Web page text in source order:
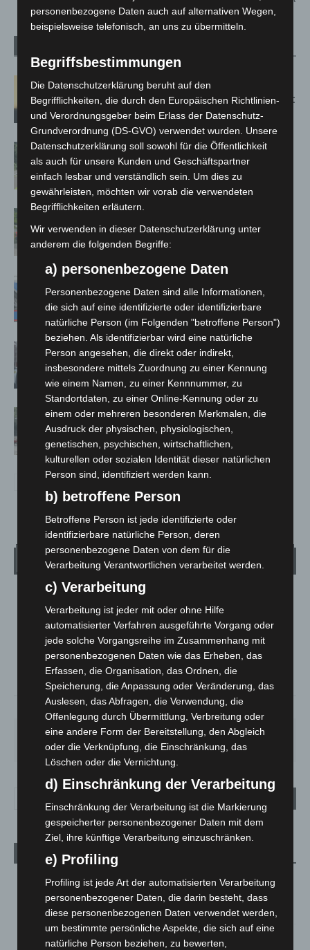
Hannover: Erste Tigermücken-
Population in Niedersachsen entdeckt
Brand im „Haus der Begegnung“ in
Neuwarmbüchen schnell eingedämmt
Notfallsanitäter starten beim Roten
Kreuz
A7 – Polizei sucht Zeugen
Celle: Mensch stirbt bei Bagger-Unfall
auf Baustelle
Gasleitung bei McDonald’s-Umbau in
Langenhagen beschädigt
Wetter
16.4°C 16.8°
14.9°
78% 3m/s 26%
FR.
21°
SA.
26°
SO.
32 °
MO.
30°
DI.
Aktuelle Beiträge
Hannover: Erste Tigermücken-Population in Niedersachsen
entdeckt
7. August 2026
Brand im „Haus der Begegnung“ in Neuwarmbüchen schnell
personenbezogene Daten auch auf alternativen Wegen,
beispielsweise telefonisch, an uns zu übermitteln.
Begriffsbestimmungen
Die Datenschutzerklärung beruht auf den
Begrifflichkeiten, die durch den Europäischen Richtlinien-
und Verordnungsgeber beim Erlass der Datenschutz-
Grundverordnung (DS-GVO) verwendet wurden. Unsere
Datenschutzerklärung soll sowohl für die Öffentlichkeit
als auch für unsere Kunden und Geschäftspartner
einfach lesbar und verständlich sein. Um dies zu
gewährleisten, möchten wir vorab die verwendeten
Begrifflichkeiten erläutern.
Wir verwenden in dieser Datenschutzerklärung unter
anderem die folgenden Begriffe:
a) personenbezogene Daten
Personenbezogene Daten sind alle Informationen,
die sich auf eine identifizierte oder identifizierbare
natürliche Person (im Folgenden "betroffene Person")
beziehen. Als identifizierbar wird eine natürliche
Person angesehen, die direkt oder indirekt,
insbesondere mittels Zuordnung zu einer Kennung
wie einem Namen, zu einer Kennnummer, zu
Standortdaten, zu einer Online-Kennung oder zu
einem oder mehreren besonderen Merkmalen, die
Ausdruck der physischen, physiologischen,
genetischen, psychischen, wirtschaftlichen,
kulturellen oder sozialen Identität dieser natürlichen
Person sind, identifiziert werden kann.
b) betroffene Person
Betroffene Person ist jede identifizierte oder
identifizierbare natürliche Person, deren
personenbezogene Daten von dem für die
Verarbeitung Verantwortlichen verarbeitet werden.
c) Verarbeitung
Verarbeitung ist jeder mit oder ohne Hilfe
automatisierter Verfahren ausgeführte Vorgang oder
jede solche Vorgangsreihe im Zusammenhang mit
personenbezogenen Daten wie das Erheben, das
Erfassen, die Organisation, das Ordnen, die
Speicherung, die Anpassung oder Veränderung, das
Auslesen, das Abfragen, die Verwendung, die
Offenlegung durch Übermittlung, Verbreitung oder
eine andere Form der Bereitstellung, den Abgleich
oder die Verknüpfung, die Einschränkung, das
Löschen oder die Vernichtung.
d) Einschränkung der Verarbeitung
Einschränkung der Verarbeitung ist die Markierung
gespeicherter personenbezogener Daten mit dem
Ziel, ihre künftige Verarbeitung einzuschränken.
e) Profiling
Profiling ist jede Art der automatisierten Verarbeitung
personenbezogener Daten, die darin besteht, dass
diese personenbezogenen Daten verwendet werden,
um bestimmte persönliche Aspekte, die sich auf eine
natürliche Person beziehen, zu bewerten,